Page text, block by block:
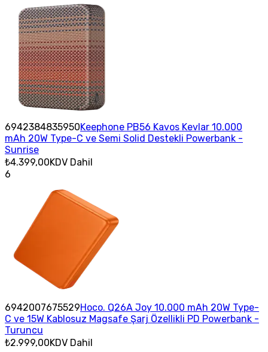
6942384835950Keephone PB56 Kavos Kevlar 10.000
mAh 20W Type-C ve Semi Solid Destekli Powerbank -
Sunrise
₺4.399,00KDV Dahil
6
6942007675529Hoco. Q26A Joy 10.000 mAh 20W Type-
C ve 15W Kablosuz Magsafe Şarj Özellikli PD Powerbank -
Turuncu
₺2.999,00KDV Dahil